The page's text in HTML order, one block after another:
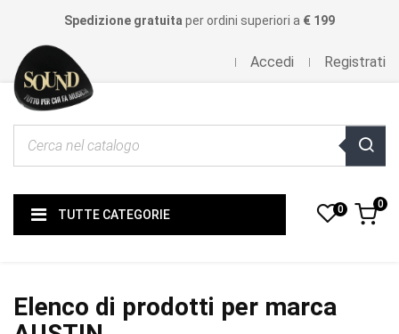
Spedizione gratuita per ordini superiori a € 199
Accedi Registrati
TUTTE CATEGORIE 0 0
Elenco di prodotti per marca